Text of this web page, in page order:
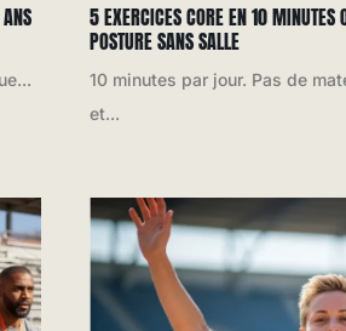
5 EXERCICES CORE EN 10 MINUTES
POSTURE SANS SALLE
10 minutes par jour. Pas de
et...